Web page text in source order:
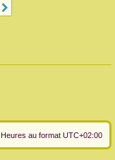
Heures au format UTC+02:00